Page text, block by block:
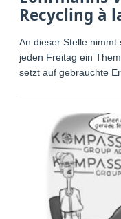
Recycling à
An dieser Stelle
jeden Freitag ein
setzt auf gebrauchte